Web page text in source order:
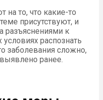
на то, что какие-то
присутствуют, и
разъяснениями к
распознать
заболевания сложно,
ранее.